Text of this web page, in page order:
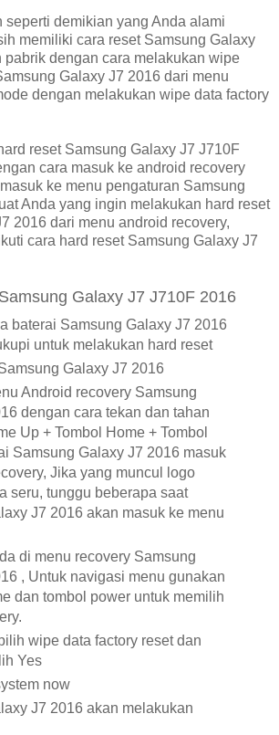
seperti demikian yang Anda alami
memiliki cara reset Samsung Galaxy
pabrik dengan cara melakukan wipe
Galaxy J7 2016 dari menu
dengan melakukan wipe data factory
reset Samsung Galaxy J7 J710F
cara masuk ke android recovery
ke menu pengaturan Samsung
Anda yang ingin melakukan hard reset
2016 dari menu android recovery,
cara hard reset Samsung Galaxy J7
Galaxy J7 J710F 2016
baterai Samsung Galaxy J7 2016
untuk melakukan hard reset
Galaxy J7 2016
Android recovery Samsung
dengan cara tekan dan tahan
Up + Tombol Home + Tombol
Samsung Galaxy J7 2016 masuk
Jika yang muncul logo
seru, tunggu beberapa saat
J7 2016 akan masuk ke menu
di menu recovery Samsung
, Untuk navigasi menu gunakan
dan tombol power untuk memilih
wipe data factory reset dan
Yes
now
J7 2016 akan melakukan